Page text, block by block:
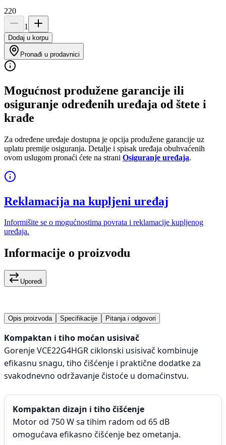
220
1
Dodaj u korpu
Pronađi u prodavnici
Mogućnost produžene garancije ili
osiguranje određenih uređaja od štete i
krađe
Za određene uređaje dostupna je opcija produžene garancije uz
uplatu premije osiguranja. Detalje i spisak uređaja obuhvaćenih
ovom uslugom pronaći ćete na strani Osiguranje uređaja.
Reklamacija na kupljeni uređaj
Informišite se o mogućnostima povrata i reklamacije kupljenog
uređaja.
Informacije o proizvodu
Uporedi
Opis proizvoda Specifikacije Pitanja i odgovori
Kompaktan i tiho moćan usisivač
Gorenje VCE22G4HGR ciklonski usisivač kombinuje
efikasnu snagu, tiho čišćenje i praktične dodatke za
svakodnevno održavanje čistoće u domaćinstvu.
Kompaktan dizajn i tiho čišćenje
Motor od 750 W sa tihim radom od 65 dB
omogućava efikasno čišćenje bez ometanja.